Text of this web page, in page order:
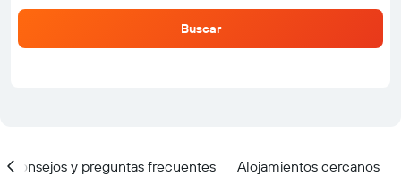
Buscar
Consejos y preguntas frecuentes Alojamientos cercanos